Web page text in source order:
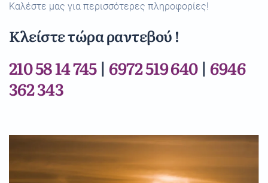
Καλέστε μας για περισσότερες πληροφορίες!
Κλείστε τώρα ραντεβού !
210 58 14 745| 6972 519 640| 6946
362 343